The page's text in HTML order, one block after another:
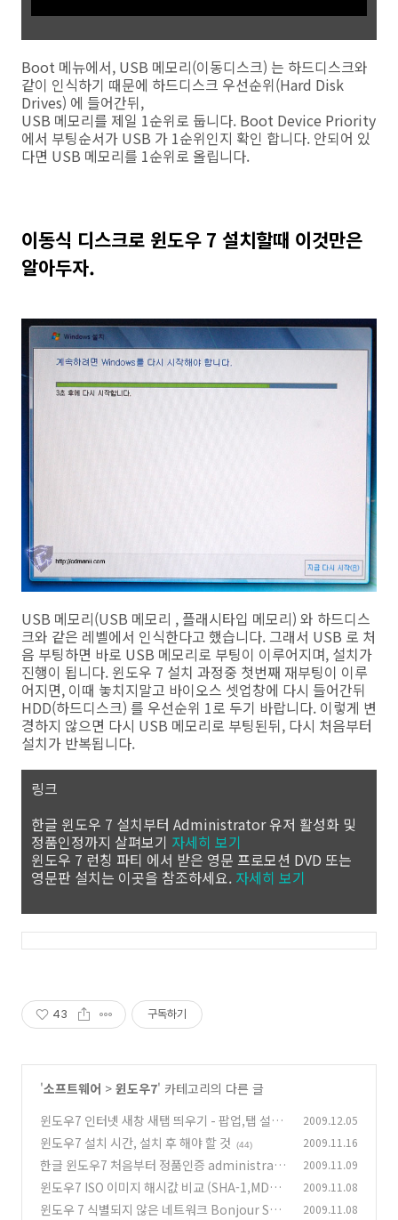
Boot 메뉴에서, USB 메모리(이동디스크) 는 하드디스크와
같이 인식하기 때문에 하드디스크 우선순위(Hard Disk
Drives) 에 들어간뒤,
USB 메모리를 제일 1순위로 둡니다. Boot Device Priority
에서 부팅순서가 USB 가 1순위인지 확인 합니다. 안되어 있
다면 USB 메모리를 1순위로 올립니다.
이동식 디스크로 윈도우 7 설치할때 이것만은
알아두자.
USB 메모리(USB 메모리 , 플래시타입 메모리) 와 하드디스
크와 같은 레벨에서 인식한다고 했습니다. 그래서 USB 로 처
음 부팅하면 바로 USB 메모리로 부팅이 이루어지며, 설치가
진행이 됩니다. 윈도우 7 설치 과정중 첫번째 재부팅이 이루
어지면, 이때 놓치지말고 바이오스 셋업창에 다시 들어간뒤
HDD(하드디스크) 를 우선순위 1로 두기 바랍니다. 이렇게 변
경하지 않으면 다시 USB 메모리로 부팅된뒤, 다시 처음부터
설치가 반복됩니다.
링크
한글 윈도우 7 설치부터 Administrator 유저 활성화 및
정품인정까지 살펴보기 자세히 보기
윈도우 7 런칭 파티 에서 받은 영문 프로모션 DVD 또는
영문판 설치는 이곳을 참조하세요. 자세히 보기
43 구독하기
'소프트웨어 > 윈도우7' 카테고리의 다른 글
윈도우7 인터넷 새창 새탭 띄우기 - 팝업,탭 설정
(31)
2009.12.05
윈도우7 설치 시간, 설치 후 해야 할 것 (44) 2009.11.16
한글 윈도우7 처음부터 정품인증 administrato
r 활성화 (동영상)
(63)
2009.11.09
윈도우7 ISO 이미지 해시값 비교 (SHA-1,MD5,
CRC32) (17)
2009.11.08
윈도우 7 식별되지 않은 네트워크 Bonjour Ser
2009.11.08